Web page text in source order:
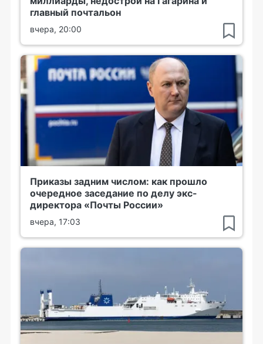
главный почтальон
вчера, 20:00
Приказы задним числом: как прошло
очередное заседание по делу экс-
директора «Почты России»
вчера, 17:03